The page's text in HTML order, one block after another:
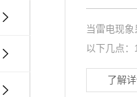
当雷电现
以下几点
了解